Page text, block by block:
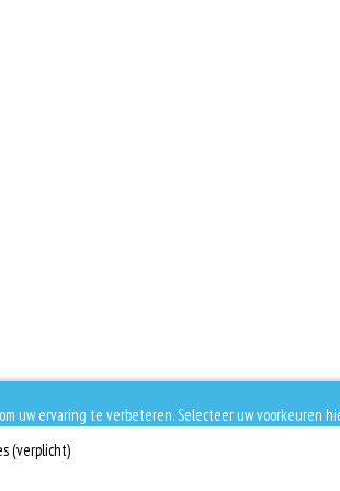
uw ervaring te verbeteren. Selecteer uw voorkeuren
(verplicht)